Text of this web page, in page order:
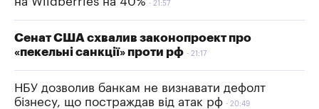
21:57
Сенат США схвалив законопроект про
«пекельні санкції» проти рф
21:17
НБУ дозволив банкам не визнавати дефолт
бізнесу, що постраждав від атак рф
20:49